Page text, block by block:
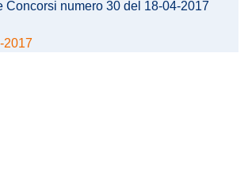
Concorsi numero 30 del 18-04-2017
2017